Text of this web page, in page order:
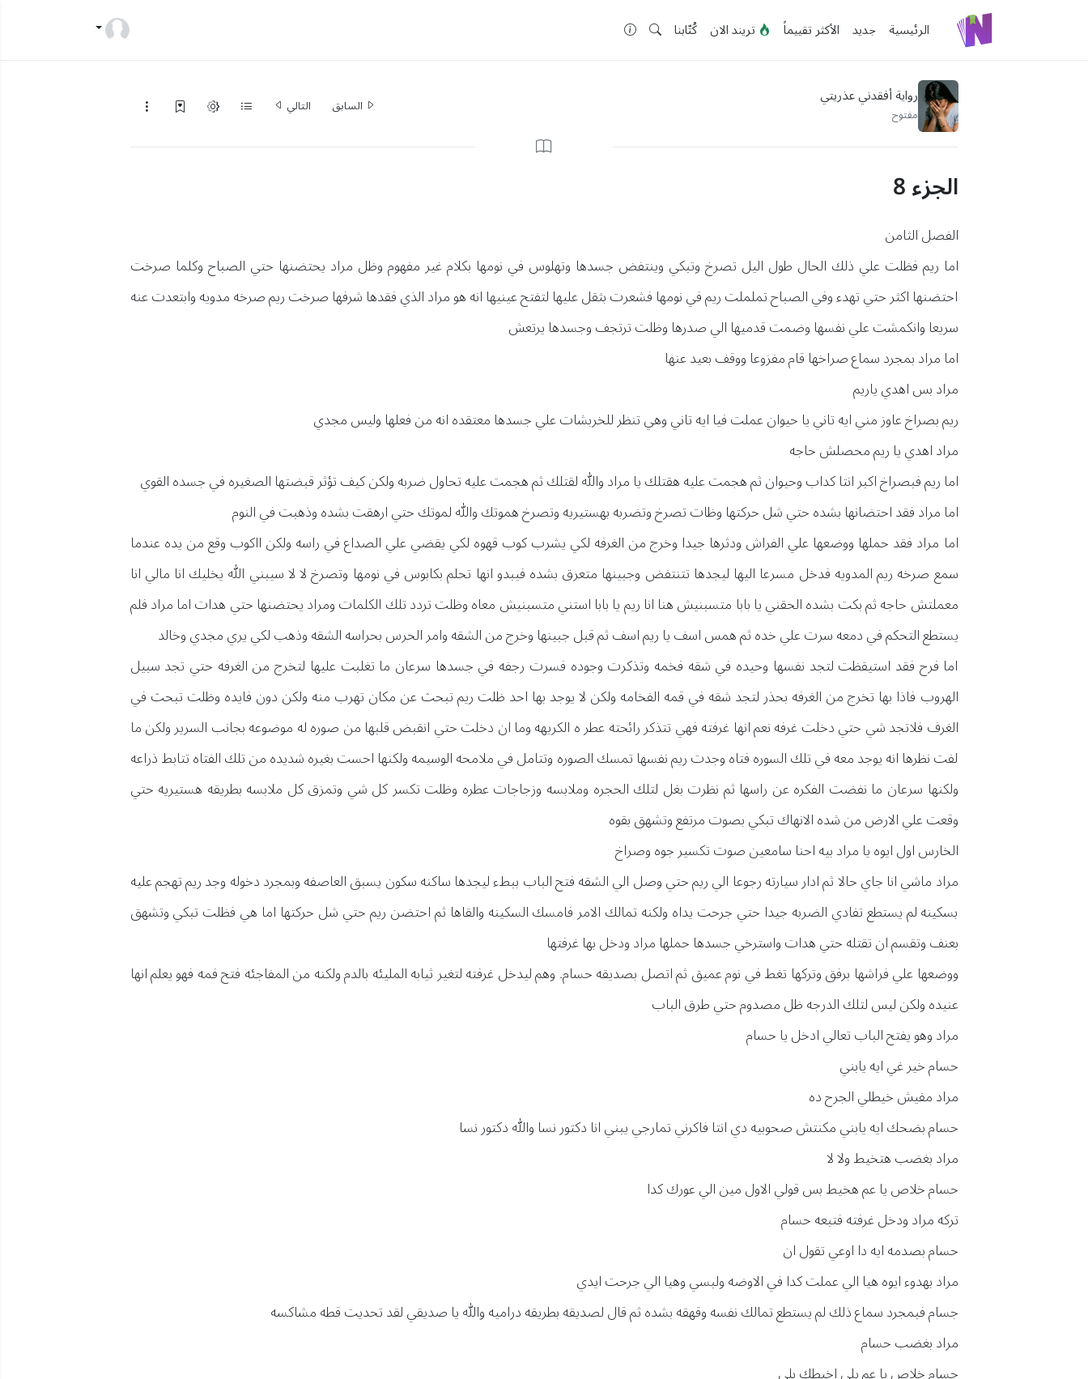
الرئيسية جديد الأكثر تقييماً تريند الان كُتّابنا
رواية أفقدني عذريتي
مفتوح السابق التالي
الجزء 8
الفصل الثامن
اما ريم فظلت علي ذلك الحال طول اليل تصرخ وتبكي وينتفض جسدها وتهلوس في نومها بكلام غير مفهوم وظل مراد يحتضنها حتي الصباح وكلما صرخت
احتضنها اكثر حتي تهدء وفي الصباح تململت ريم في نومها فشعرت بثقل عليها لتفتح عينيها انه هو مراد الذي فقدها شرفها صرخت ريم صرخه مدويه وابتعدت عنه
سريعا وانكمشت علي نفسها وضمت قدميها الي صدرها وظلت ترتجف وجسدها يرتعش
اما مراد بمجرد سماع صراخها قام مفزوعا ووقف بعيد عنها
مراد بس اهدي ياريم
ريم بصراخ عاوز مني ايه تاني يا حيوان عملت فيا ايه تاني وهي تنظر للخربشات علي جسدها معتقده انه من فعلها وليس مجدي
مراد اهدي يا ريم محصلش حاجه
اما ريم فبصراخ اكبر انتا كداب وحيوان ثم هجمت عليه هقتلك يا مراد والله لقتلك ثم هجمت عليه تحاول ضربه ولكن كيف تؤثر قبضتها الصغيره في جسده القوي
اما مراد فقد احتضانها بشده حتي شل حركتها وظات تصرخ وتضربه بهستيريه وتصرخ هموتك والله لموتك حتي ارهقت بشده وذهبت في النوم
اما مراد فقد حملها ووضعها علي الفراش ودثرها جيدا وخرج من الغرفه لكي يشرب كوب قهوه لكي يقضي علي الصداع في راسه ولكن ااكوب وقع من يده عندما
سمع صرخه ريم المدويه فدخل مسرعا اليها ليجدها تتنتفض وجبينها متعرق بشده فيبدو انها تحلم بكابوس في نومها وتصرخ لا لا سيبني الله يخليك انا مالي انا
معملتش حاجه ثم بكت بشده الحقني يا بابا متسبنيش هنا انا ريم يا بابا استني متسبنيش معاه وظلت تردد تلك الكلمات ومراد يحتضنها حتي هدات اما مراد فلم
يستطع التحكم في دمعه سرت علي خده ثم همس اسف يا ريم اسف ثم قبل جبينها وخرج من الشقه وامر الحرس بحراسه الشقه وذهب لكي يري مجدي وخالد
اما فرح فقد استيقظت لتجد نفسها وحيده في شقه فخمه وتذكرت وجوده فسرت رجفه في جسدها سرعان ما تغلبت عليها لتخرج من الغرفه حتي تجد سبيل
الهروب فاذا بها تخرج من الغرفه بحذر لتجد شقه في قمه الفخامه ولكن لا يوجد بها احد ظلت ريم تبحث عن مكان تهرب منه ولكن دون فايده وظلت تبحث في
الغرف فلاتجد شي حتي دخلت غرفه نعم انها غرفته فهي تتذكر رائحته عطر ه الكريهه وما ان دخلت حتي انقبض قلبها من صوره له موضوعه بجانب السرير ولكن ما
لفت نظرها انه يوجد معه في تلك السوره فتاه وجدت ريم نفسها تمسك الصوره وتتامل في ملامحه الوسيمه ولكنها احست بغيره شديده من تلك الفتاه تتابط ذراعه
ولكنها سرعان ما نفضت الفكره عن راسها ثم نظرت بغل لتلك الحجره وملابسه وزجاجات عطره وظلت تكسر كل شي وتمزق كل ملابسه بطريقه هستيريه حتي
وقعت علي الارض من شده الانهاك تبكي بصوت مرتفع وتشهق بقوه
الخارس اول ايوه يا مراد بيه احنا سامعين صوت تكسير جوه وصراخ
مراد ماشي انا جاي حالا ثم ادار سيارته رجوعا الي ريم حتي وصل الي الشقه فتح الباب ببطء ليجدها ساكنه سكون يسبق العاصفه وبمجرد دخوله وجد ريم تهجم عليه
بسكينه لم يستطع تفادي الضربه جيدا حتي جرحت يداه ولكنه تمالك الامر فامسك السكينه والقاها ثم احتضن ريم حتي شل حركتها اما هي فظلت تبكي وتشهق
بعنف وتقسم ان تقتله حتي هدات واسترخي جسدها حملها مراد ودخل بها غرفتها
ووضعها علي فراشها برفق وتركها تغط في نوم عميق ثم اتصل بصديقه حسام. وهم ليدخل غرفته لتغير ثيابه المليئه بالدم ولكنه من المفاجئه فتح فمه فهو يعلم انها
عنيده ولكن ليس لتلك الدرجه ظل مصدوم حتي طرق الباب
مراد وهو يفتح الباب تعالي ادخل يا حسام
حسام خير غي ايه يابني
مراد مفيش خيطلي الجرح ده
حسام بضحك ايه يابني مكنتش صحوبيه دي انتا فاكرني تمارجي يبني انا دكتور نسا والله دكتور نسا
مراد بغضب هتخيط ولا لا
حسام خلاص يا عم هخيط بس قولي الاول مين الي عورك كدا
تركه مراد ودخل غرفته فتبعه حسام
حسام بصدمه ايه دا اوعي تقول ان
مراد بهدوء ايوه هيا الي عملت كدا في الاوضه ولبسي وهيا الي جرحت ايدي
جسام فبمجرد سماع ذلك لم يستطع تمالك نفسه وقهقه بشده ثم قال لصديقه بطريقه دراميه والله يا صديقي لقد تحديت قطه مشاكسه
مراد بغضب حسام